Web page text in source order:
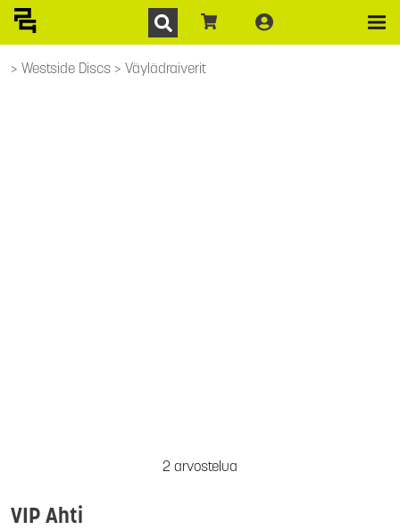
Westside Discs Väylädraiverit
2 arvostelua
VIP Ahti